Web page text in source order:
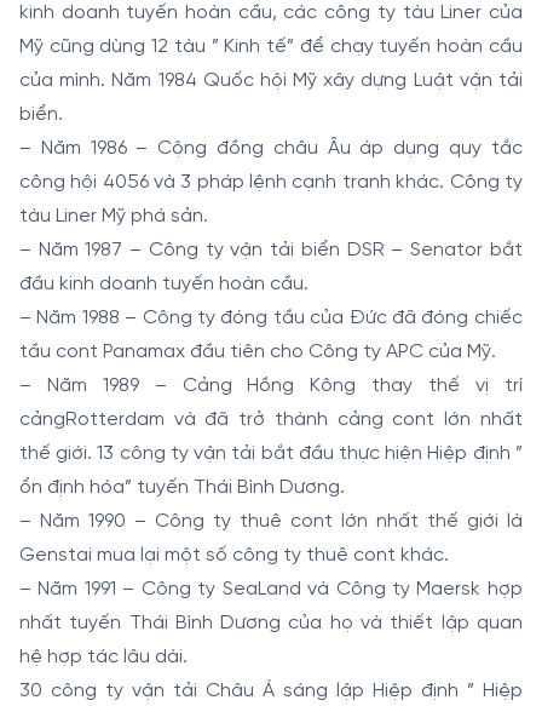
kinh doanh tuyến hoàn cầu, các công ty tàu Liner của
Mỹ cũng dùng 12 tàu ” Kinh tế” để chạy tuyến hoàn cầu
của mình. Năm 1984 Quốc hội Mỹ xây dựng Luật vận tải
biển.
– Năm 1986 – Cộng đồng châu Âu áp dụng quy tắc
công hội 4056 và 3 pháp lệnh cạnh tranh khác. Công ty
tàu Liner Mỹ phá sản.
– Năm 1987 – Công ty vận tải biển DSR – Senator bắt
đầu kinh doanh tuyến hoàn cầu.
– Năm 1988 – Công ty đóng tầu của Đức đã đóng chiếc
tầu cont Panamax đầu tiên cho Công ty APC của Mỹ.
– Năm 1989 – Cảng Hồng Kông thay thế vị trí
cảngRotterdam và đã trở thành cảng cont lớn nhất
thế giới. 13 công ty vận tải bắt đầu thực hiện Hiệp định ”
ổn định hóa” tuyến Thái Bình Dương.
– Năm 1990 – Công ty thuê cont lớn nhất thế giới là
Genstai mua lại một số công ty thuê cont khác.
– Năm 1991 – Công ty SeaLand và Công ty Maersk hợp
nhất tuyến Thái Bình Dương của họ và thiết lập quan
hệ hợp tác lâu dài.
30 công ty vận tải Châu Á sáng lập Hiệp định ” Hiệp